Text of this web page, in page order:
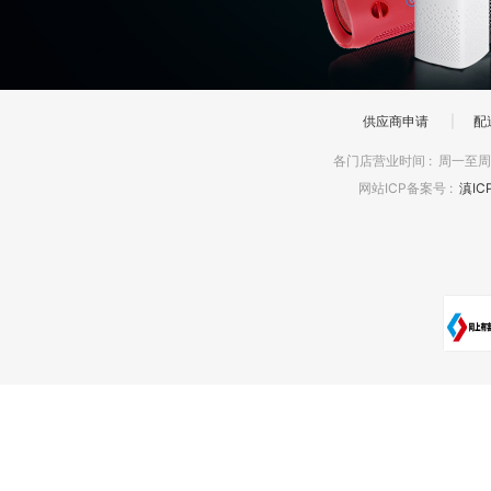
供应商申请 配
各门店营业时间 : 周一至
网站ICP备案号 : 滇